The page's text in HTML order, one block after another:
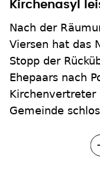
Kirchenasyl
Nach der
Viersen hat das
Stopp der
Ehepaars nach
Kirchenvertreter
Gemeinde